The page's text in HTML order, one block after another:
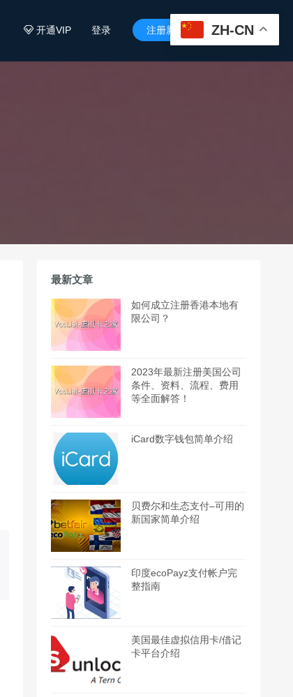
开通VIP 登录 注册新用户 
最新文章
如何成立注册香港本地有
限公司？
2023年最新注册美国公司
条件、资料、流程、费用
等全面解答！
iCard数字钱包简单介绍
贝费尔和生态支付–可用的
新国家简单介绍
印度ecoPayz支付帐户完
整指南
美国最佳虚拟信用卡/借记
卡平台介绍
ZH-CN